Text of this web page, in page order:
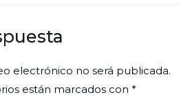
electrónico no será publicada.
están marcados con *